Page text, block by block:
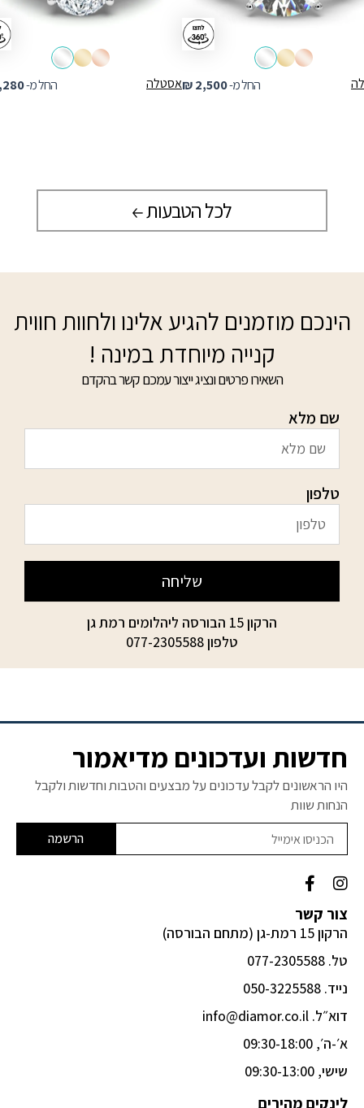
החל מ- אסטלה החל מ- ₪2,500
לכל הטבעות
הינכם מוזמנים להגיע אלינו ולחוות חווית
קנייה מיוחדת במינה !
השאירו פרטים ונציג ייצור עמכם קשר בהקדם
שם מלא
טלפון
שליחה
הרקון 15 הבורסה ליהלומים רמת גן
טלפון077-2305588
חדשות ועדכונים מדיאמור
היו הראשונים לקבל עדכונים על מבצעים והטבות וחדשות ולקבל
הנחות שוות
הרשמה
F
a
c
e
b
o
o
k
f
I
n
s
t
a
g
r
a
צור קשר
הרקון 15 רמת-גן (מתחם הבורסה)
טל. 077-2305588
נייד. 050-3225588
דוא״ל. info@diamor.co.il
א׳-ה׳, 09:30-18:00
שישי, 09:30-13:00
לינקים מהירים